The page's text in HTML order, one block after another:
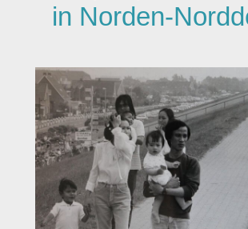
in Norden-